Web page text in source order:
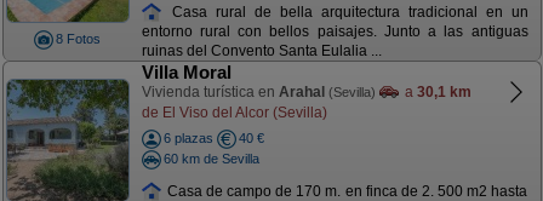
8 Fotos
Casa rural de bella arquitectura tradicional en un
entorno rural con bellos paisajes. Junto a las antiguas
ruinas del Convento Santa Eulalia ...
Villa Moral
Vivienda turística en Arahal (Sevilla) a 30,1 km
de El Viso del Alcor (Sevilla)
6 plazas
40 €
60 km de Sevilla
Casa de campo de 170 m. en finca de 2. 500 m2 hasta